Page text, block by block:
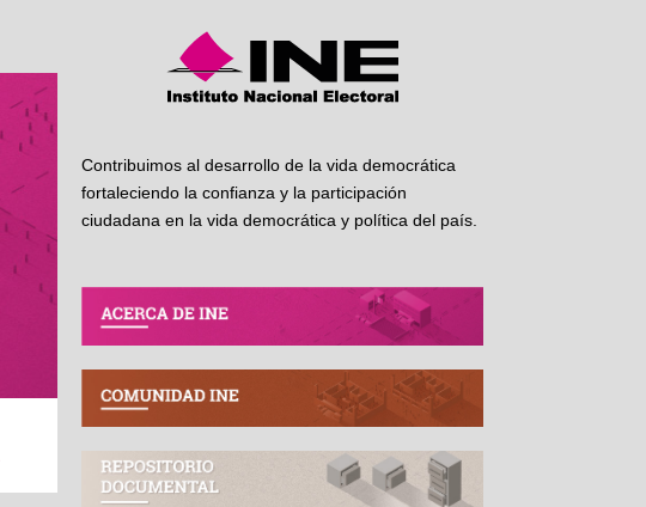
Contribuimos al desarrollo de la vida democrática
fortaleciendo la confianza y la participación
ciudadana en la vida democrática y política del país.